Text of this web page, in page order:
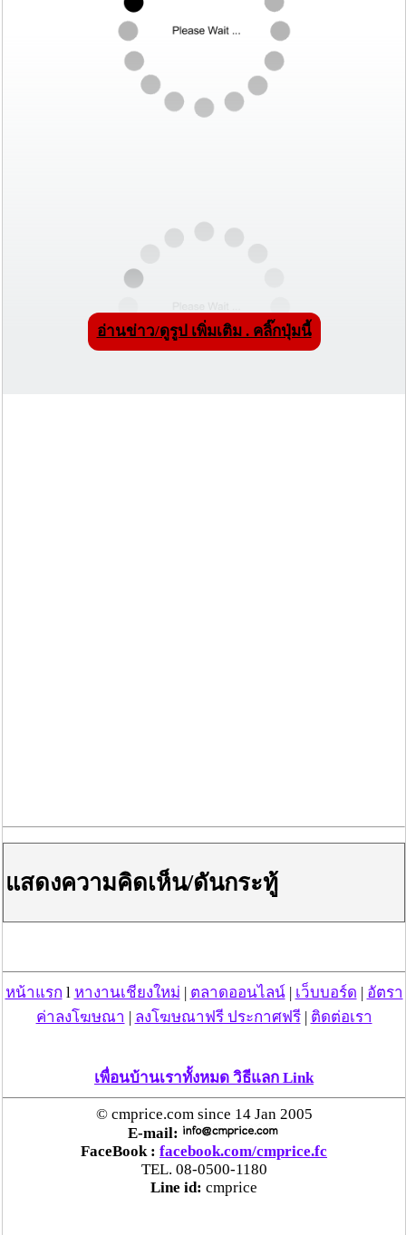
อ่านข่าว/ดูรูป เพิ่มเติม . คลิ๊กปุ่มนี้
แสดงความคิดเห็น/ดันกระทู้
หน้าแรก l หางานเชียงใหม่ | ตลาดออนไลน์| เว็บบอร์ด | อัตรา
ค่าลงโฆษณา | ลงโฆษณาฟรี ประกาศฟรี| ติดต่อเรา
เพื่อนบ้านเราทั้งหมด วิธีแลก Link
© cmprice.com since 14 Jan 2005
E-mail:
FaceBook : facebook.com/cmprice.fc
TEL. 08-0500-1180
Line id: cmprice